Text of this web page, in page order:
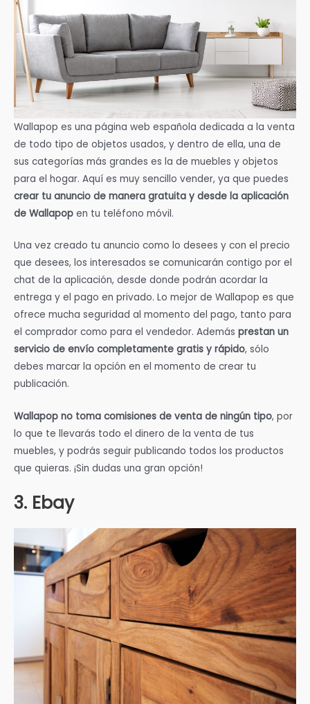
Wallapop es una página web española dedicada a la venta
de todo tipo de objetos usados, y dentro de ella, una de
sus categorías más grandes es la de muebles y objetos
para el hogar. Aquí es muy sencillo vender, ya que puedes
crear tu anuncio de manera gratuita y desde la aplicación
de Wallapop en tu teléfono móvil.
Una vez creado tu anuncio como lo desees y con el precio
que desees, los interesados se comunicarán contigo por el
chat de la aplicación, desde donde podrán acordar la
entrega y el pago en privado. Lo mejor de Wallapop es que
ofrece mucha seguridad al momento del pago, tanto para
el comprador como para el vendedor. Además prestan un
servicio de envío completamente gratis y rápido, sólo
debes marcar la opción en el momento de crear tu
publicación.
Wallapop no toma comisiones de venta de ningún tipo, por
lo que te llevarás todo el dinero de la venta de tus
muebles, y podrás seguir publicando todos los productos
que quieras. ¡Sin dudas una gran opción!
3. Ebay